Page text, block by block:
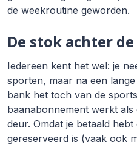
de weekroutine geworden.
De stok achter
Iedereen kent het wel: je
sporten, maar na een
bank het toch van de
baanabonnement werkt
deur. Omdat je betaald
gereserveerd is (vaak ook